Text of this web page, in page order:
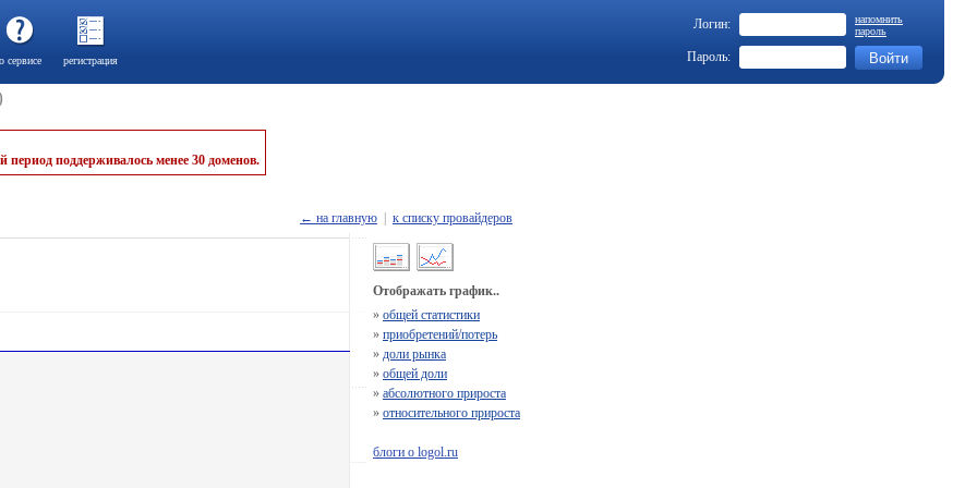
о сервисе регистрация
Логин:
напомнить
пароль
Пароль:
поддерживалось менее 30 доменов.
← на главную к списку провайдеров
Отображать график..
» общей статистики
» приобретений/потерь
» доли рынка
» общей доли
» абсолютного прироста
» относительного прироста
блоги о logol.ru